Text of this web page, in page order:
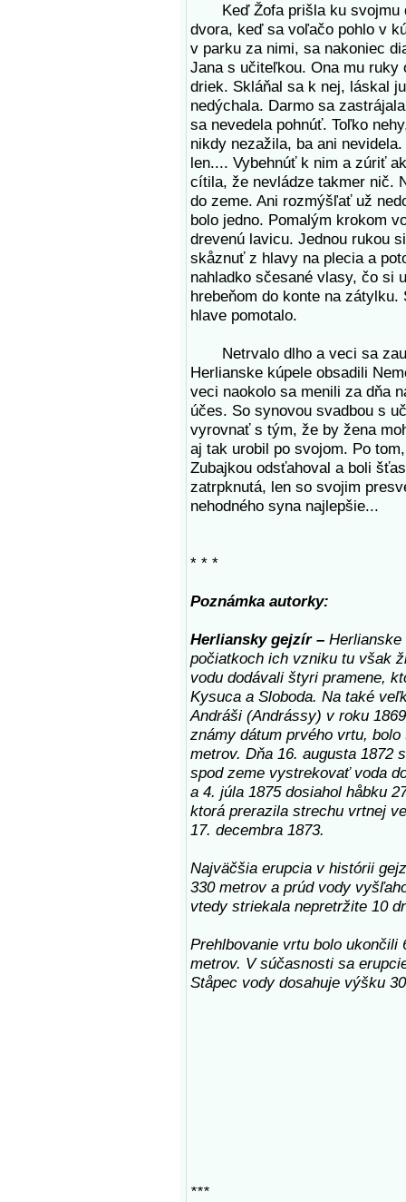
Keď Žofa prišla ku svojmu
dvora, keď sa voľačo pohlo v
v parku za nimi, sa nakoniec
Jana s učiteľkou. Ona mu
driek. Skláňal sa k nej, láskal
nedýchala. Darmo sa
sa nevedela pohnúť. Toľko
nikdy nezažila, ba ani
len.... Vybehnúť k nim a zúriť
cítila, že nevládze takmer nič.
do zeme. Ani rozmýšľať už
bolo jedno. Pomalým krokom
drevenú lavicu. Jednou rukou
skåznuť z hlavy na plecia a
nahladko sčesané vlasy, čo si
hrebeňom do konte na
hlave pomotalo.
Netrvalo dlho a veci sa
Herlianske kúpele obsadili
veci naokolo sa menili za dňa
účes. So synovou svadbou s
vyrovnať s tým, že by žena
aj tak urobil po svojom. Po
Zubajkou odsťahoval a boli
zatrpknutá, len so svojim
nehodného syna najlepšie...
* * *
Poznámka autorky:
Herliansky gejzír –
počiatkoch ich vzniku tu však
vodu dodávali štyri pramene,
Kysuca a Sloboda. Na také
Andráši (Andrássy) v roku
známy dátum prvého vrtu,
metrov. Dňa 16. augusta 1872
spod zeme vystrekovať voda
a 4. júla 1875 dosiahol håbku
ktorá prerazila strechu vrtnej
17. decembra 1873.
Najväčšia erupcia v histórii
330 metrov a prúd vody
vtedy striekala nepretržite 10
Prehlbovanie vrtu bolo ukončili
metrov. V súčasnosti sa
Ståpec vody dosahuje výšku
***